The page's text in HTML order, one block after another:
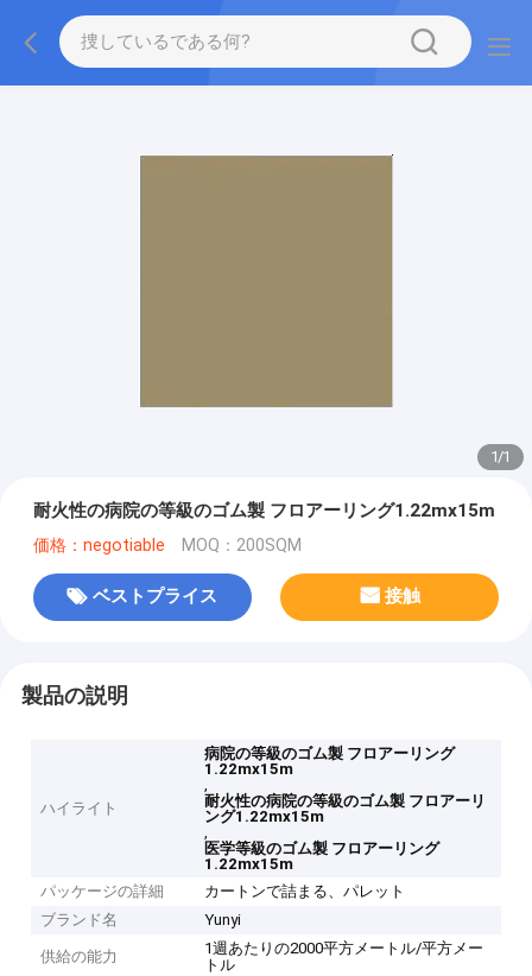
1/1
耐火性の病院の等級のゴム製 フロアーリング1.22mx15m
価格：negotiable MOQ：200SQM
ベストプライス 接触
製品の説明
ハイライト
病院の等級のゴム製 フロアーリング
1.22mx15m
,
耐火性の病院の等級のゴム製 フロアーリ
ング1.22mx15m
,
医学等級のゴム製 フロアーリング
1.22mx15m
パッケージの詳細
カートンで詰まる、パレット
ブランド名
Yunyi
供給の能力
1週あたりの2000平方メートル/平方メー
トル